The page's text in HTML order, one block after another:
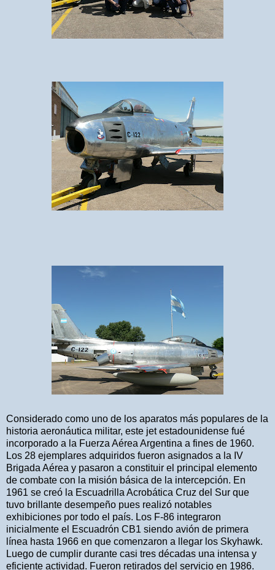
Considerado como uno de los aparatos más populares de la
historia aeronáutica militar, este jet estadounidense fué
incorporado a la Fuerza Aérea Argentina a fines de 1960.
Los 28 ejemplares adquiridos fueron asignados a la IV
Brigada Aérea y pasaron a constituir el principal elemento
de combate con la misión básica de la intercepción. En
1961 se creó la Escuadrilla Acrobática Cruz del Sur que
tuvo brillante desempeño pues realizó notables
exhibiciones por todo el país. Los F-86 integraron
inicialmente el Escuadrón CB1 siendo avión de primera
línea hasta 1966 en que comenzaron a llegar los Skyhawk.
Luego de cumplir durante casi tres décadas una intensa y
eficiente actividad. Fueron retirados del servicio en 1986.